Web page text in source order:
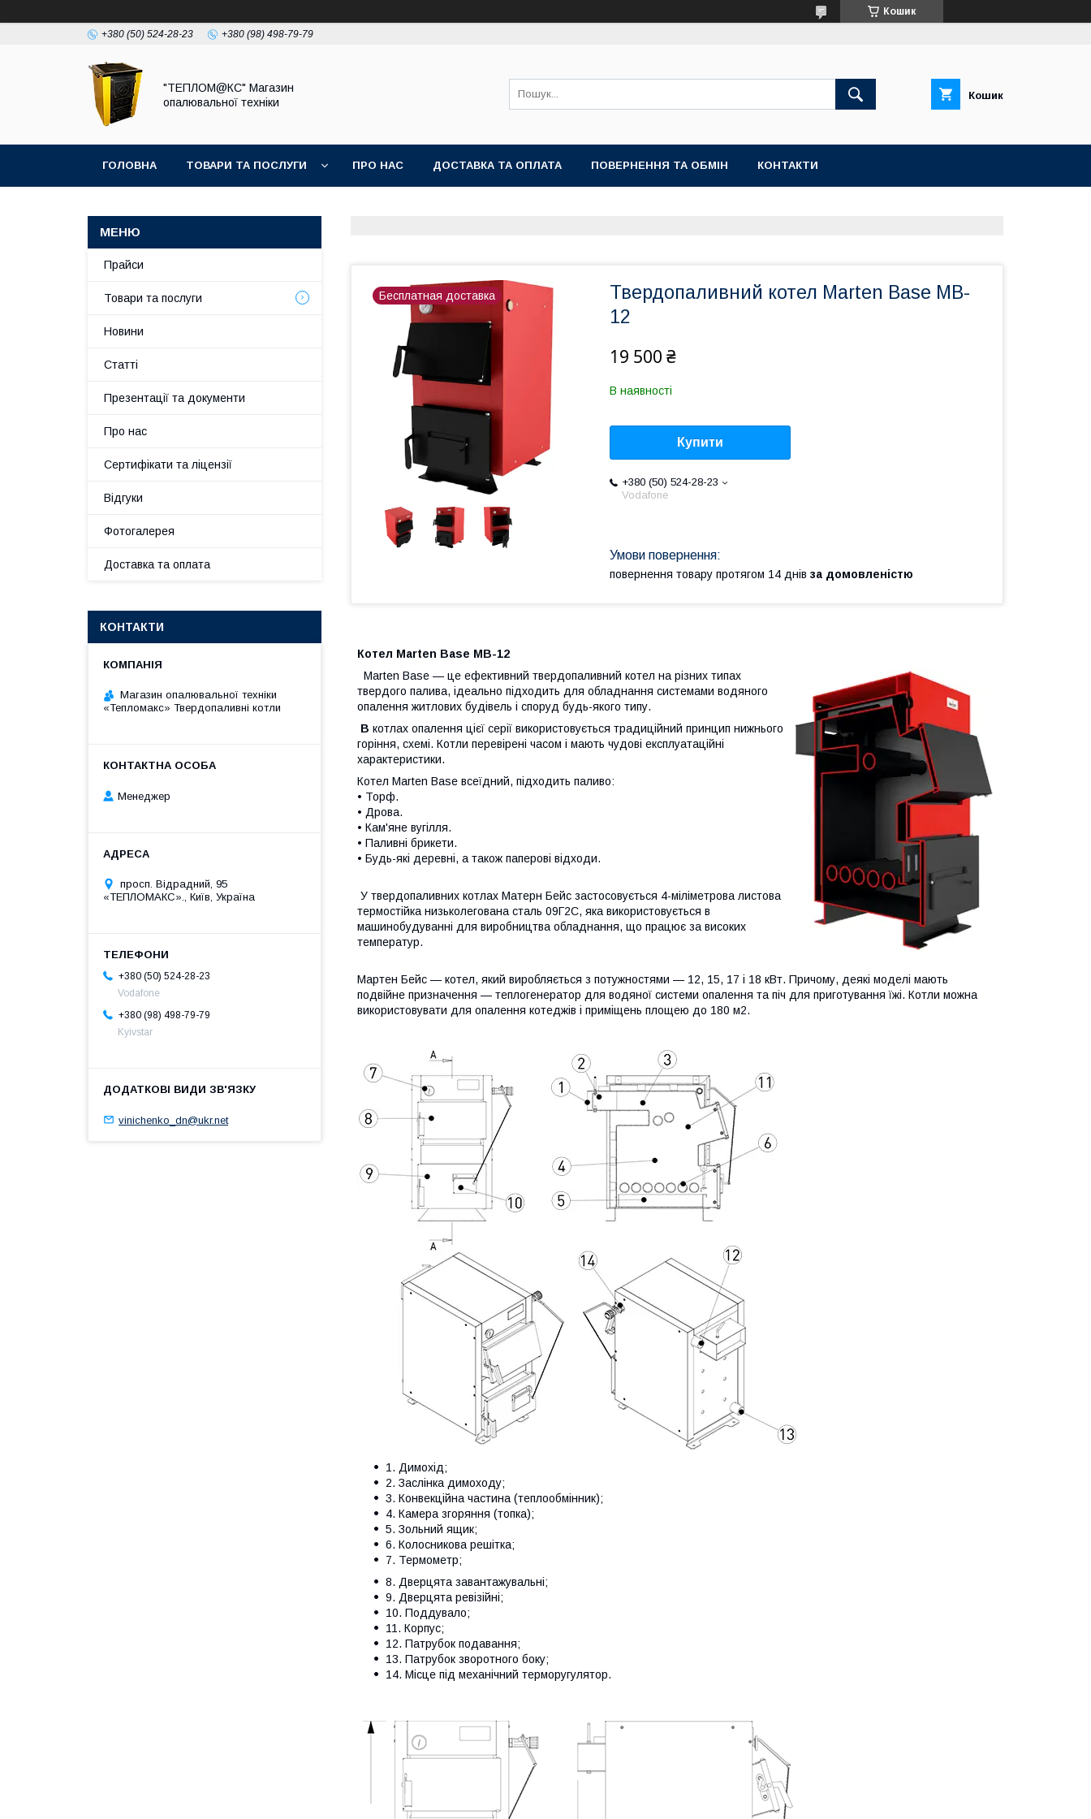
Кошик
+380 (50) 524-28-23 +380 (98) 498-79-79
"ТЕПЛОМ@КС" Магазин
опалювальної техніки
Кошик
ГОЛОВНА ТОВАРИ ТА ПОСЛУГИ ПРО НАС ДОСТАВКА ТА ОПЛАТА ПОВЕРНЕННЯ ТА ОБМІН КОНТАКТИ
Бесплатная доставка
Твердопаливний котел Marten Base MB-
12
19 500 ₴
В наявності
Купити
+380 (50) 524-28-23
Vodafone
повернення товару протягом 14 днів за домовленістю
Котел Marten Base MB-12
Marten Base — це ефективний твердопаливний котел на різних типах
твердого палива, ідеально підходить для обладнання системами водяного
опалення житлових будівель і споруд будь-якого типу.
В котлах опалення цієї серії використовується традиційний принцип нижнього
горіння, схемі. Котли перевірені часом і мають чудові експлуатаційні
характеристики.
Котел Marten Base всеїдний, підходить паливо:
• Торф.
• Дрова.
• Кам'яне вугілля.
• Паливні брикети.
• Будь-які деревні, а також паперові відходи.
У твердопаливних котлах Матерн Бейс застосовується 4-міліметрова листова
термостійка низьколегована сталь 09Г2С, яка використовується в
машинобудуванні для виробництва обладнання, що працює за високих
температур.
Мартен Бейс — котел, який виробляється з потужностями — 12, 15, 17 і 18 кВт. Причому, деякі моделі мають
подвійне призначення — теплогенератор для водяної системи опалення та піч для приготування їжі. Котли можна
використовувати для опалення котеджів і приміщень площею до 180 м2.
1. Димохід;
2. Заслінка димоходу;
3. Конвекційна частина (теплообмінник);
4. Камера згоряння (топка);
5. Зольний ящик;
6. Колосникова решітка;
7. Термометр;
8. Дверцята завантажувальні;
9. Дверцята ревізійні;
10. Поддувало;
11. Корпус;
12. Патрубок подавання;
13. Патрубок зворотного боку;
14. Місце під механічний терморугулятор.
Прайси
Товари та послуги
Новини
Статті
Презентації та документи
Про нас
Сертифікати та ліцензії
Відгуки
Фотогалерея
Доставка та оплата
КОНТАКТИ
Магазин опалювальної техніки
«Тепломакс» Твердопаливні котли
Менеджер
просп. Відрадний, 95
«ТЕПЛОМАКС»., Київ, Україна
+380 (50) 524-28-23
Vodafone
+380 (98) 498-79-79
Kyivstar
vinichenko_dn@ukr.net